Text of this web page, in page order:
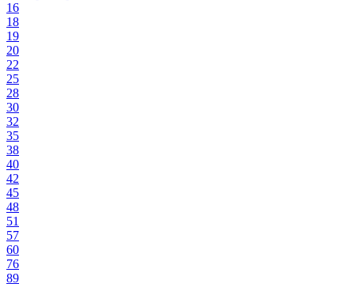
16
18
19
20
22
25
28
30
32
35
38
40
42
45
48
51
57
60
76
89